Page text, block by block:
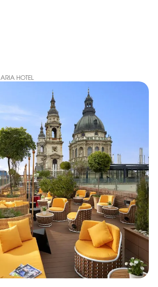
ARIA HOTEL